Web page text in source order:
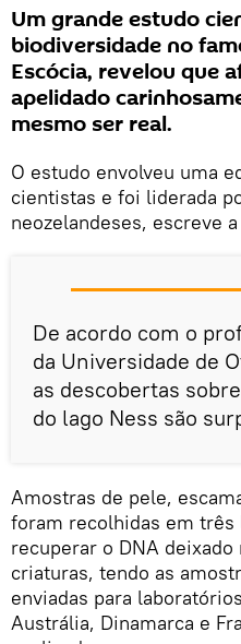
Um grande estudo
biodiversidade no
Escócia, revelou que
apelidado
mesmo ser real.
O estudo envolveu uma
cientistas e foi liderada
neozelandeses, escreve a
De acordo com o
da Universidade de
as descobertas
do lago Ness são
Amostras de pele,
foram recolhidas em
recuperar o DNA
criaturas, tendo as
enviadas para
Austrália, Dinamarca e